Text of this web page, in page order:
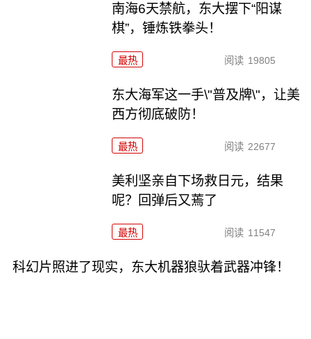
南海6天禁航，东大摆下“阳谋
棋”，锤炼铁拳头！
最热 阅读 19805
东大海军这一手\"普及牌\"，让美
西方彻底破防！
最热 阅读 22677
美利坚亲自下场救日元，结果
呢？回弹后又蔫了
最热 阅读 11547
科幻片照进了现实，东大机器狼驮着武器冲锋！